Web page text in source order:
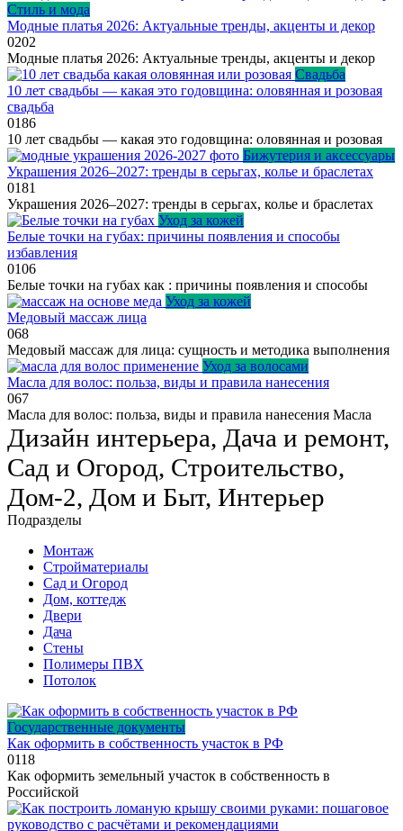
Стиль и мода
Модные платья 2026: Актуальные тренды, акценты и декор
0202
Модные платья 2026: Актуальные тренды, акценты и декор
Свадьба
10 лет свадьбы — какая это годовщина: оловянная и розовая
свадьба
0186
10 лет свадьбы — какая это годовщина: оловянная и розовая
Бижутерия и аксессуары
Украшения 2026–2027: тренды в серьгах, колье и браслетах
0181
Украшения 2026–2027: тренды в серьгах, колье и браслетах
Уход за кожей
Белые точки на губах: причины появления и способы
избавления
0106
Белые точки на губах как : причины появления и способы
Уход за кожей
Медовый массаж лица
068
Медовый массаж для лица: сущность и методика выполнения
Уход за волосами
Масла для волос: польза, виды и правила нанесения
067
Масла для волос: польза, виды и правила нанесения Масла
Дизайн интерьера, Дача и ремонт,
Сад и Огород, Строительство,
Дом-2, Дом и Быт, Интерьер
Подразделы
Монтаж
Стройматериалы
Сад и Огород
Дом, коттедж
Двери
Дача
Стены
Полимеры ПВХ
Потолок
Государственные документы
Как оформить в собственность участок в РФ
0118
Как оформить земельный участок в собственность в
Российской